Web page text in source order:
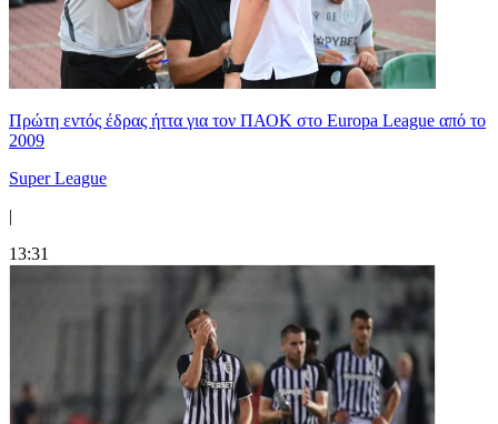
Πρώτη εντός έδρας ήττα για τον ΠΑΟΚ στο Europa League από το
2009
Super League
|
13:31